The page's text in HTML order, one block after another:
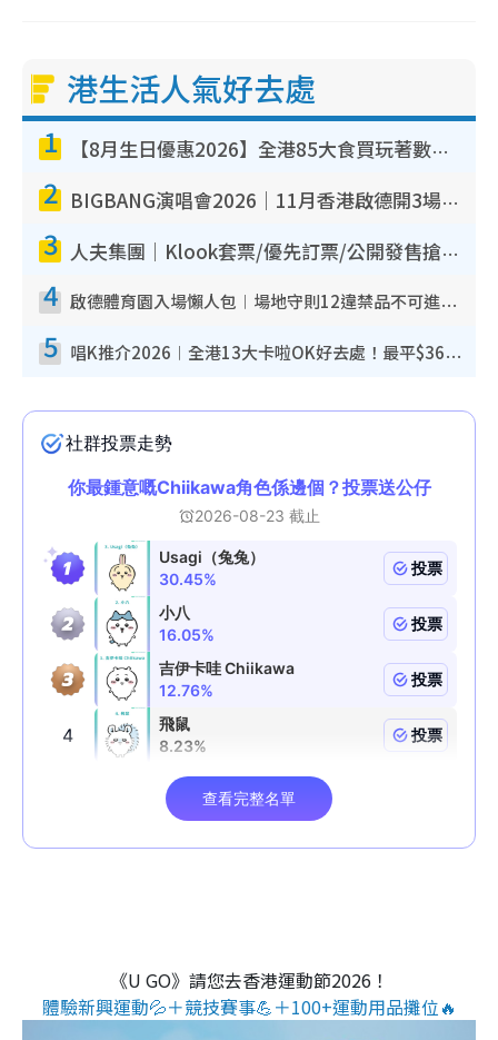
港生活人氣好去處
1 【8月生日優惠2026】全港85大食買玩著數攻略 自助餐/火鍋放題同行免費＋誠品/DONKI送現金券
2 BIGBANG演唱會2026｜11月香港啟德開3場！實名制VIP申請、優先購票攻略
3 人夫集團｜Klook套票/優先訂票/公開發售搶飛攻略！附票價.購票連結.場地座位表
4 啟德體育園入場懶人包︱場地守則12違禁品不可進場准帶細水樽但全場禁樽蓋！應援牌有限制！
5 唱K推介2026︱全港13大卡啦OK好去處！最平$36起 日文K都有！(附地址+收費詳情)
《U GO》請您去香港運動節2026！
體驗新興運動💦＋競技賽事💪＋100+運動用品攤位🔥